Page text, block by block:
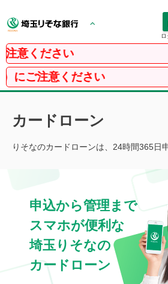
さい
さい
カードローン
りそなのカードローンは、24時間365日
限度額に合わせた金利が設定されており
範囲内であればコンビニATMからも借入
自由です。
申込から管理まで
スマホが便利な
埼玉りそなの
カードローン